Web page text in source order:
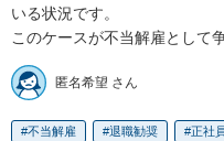
いる状況です。
このケースが不当解雇として
匿名希望 さん
不当解雇 退職勧奨 正社